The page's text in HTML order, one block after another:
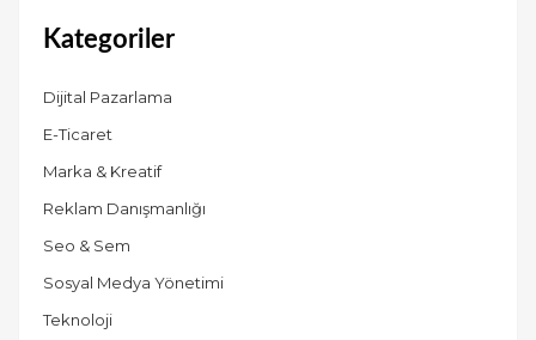
Kategoriler
Dijital Pazarlama
E-Ticaret
Marka & Kreatif
Reklam Danışmanlığı
Seo & Sem
Sosyal Medya Yönetimi
Teknoloji